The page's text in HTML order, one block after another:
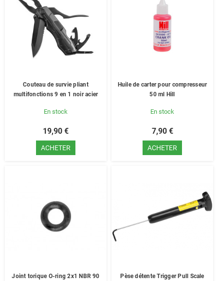
Couteau de survie pliant
multifonctions 9 en 1 noir acier
En stock
19,90 €
ACHETER
Huile de carter pour compresseur
50 ml Hill
En stock
7,90 €
ACHETER
Joint torique O-ring 2x1 NBR 90
Pèse détente Trigger Pull Scale